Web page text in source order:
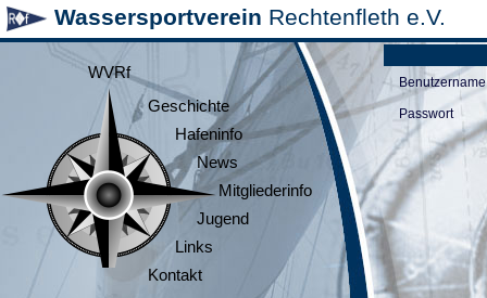
Wassersportverein Rechtenfleth e.V.
WVRf
Geschichte
Hafeninfo
News
Mitgliederinfo
Jugend
Links
Kontakt
Benutzername
Passwort